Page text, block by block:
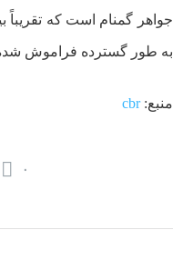
جواهر گمنام است که
به‌ طور گسترده‌ فراموش
منبع:cbr
۰